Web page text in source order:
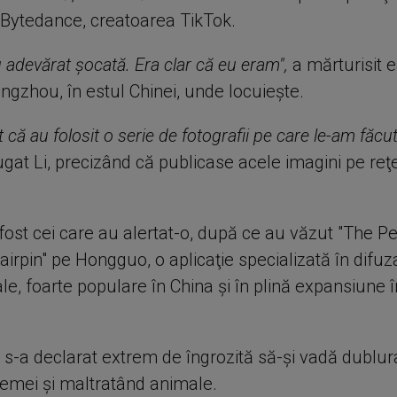
creatoarea TikTok.
şocată. Era clar că eu eram", a mărturisit
în estul Chinei, unde locuieşte.
că au folosit o serie de fotografii pe care le-am
Li, precizând că publicase acele imagini pe
cei care au alertat-o, după ce au văzut "The
pe Hongguo, o aplicaţie specializată în
foarte populare în China şi în plină expansiune
s-a declarat extrem de îngrozită să-şi vadă
şi maltratând animale.